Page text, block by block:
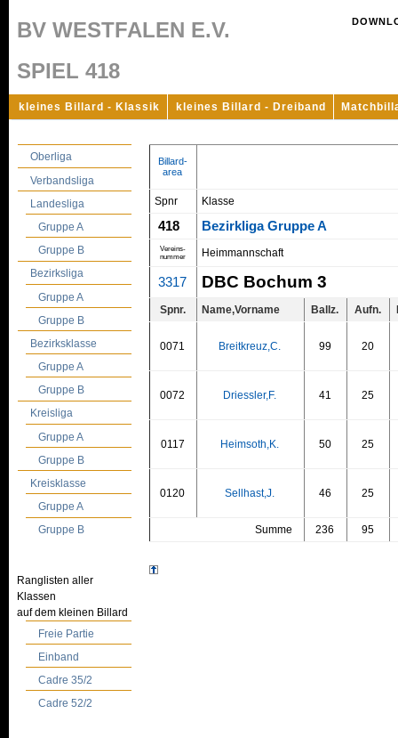
BV WESTFALEN E.V.
SPIEL 418
kleines Billard - Klassik kleines Billard - Dreiband
Oberliga
Verbandsliga
Landesliga
Gruppe A
Gruppe B
Bezirksliga
Gruppe A
Gruppe B
Bezirksklasse
Gruppe A
Gruppe B
Kreisliga
Gruppe A
Gruppe B
Kreisklasse
Gruppe A
Gruppe B
Ranglisten aller
Klassen
auf dem kleinen Billard
Freie Partie
Einband
Cadre 35/2
Cadre 52/2
Billard-
area
Spnr Klasse
418 Bezirkliga Gruppe A
Vereins-
nummer
Heimmannschaft
3317 DBC Bochum 3
Spnr. Name,Vorname Ballz. Aufn.
0071 Breitkreuz,C. 99 20
0072 Driessler,F. 41 25
0117 Heimsoth,K. 50 25
0120 Sellhast,J. 46 25
Summe 236 95